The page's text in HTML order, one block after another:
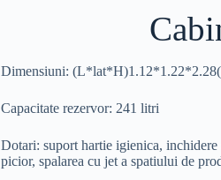
Dimensiuni:
Capacitate rezervor: 241 litri
Dotari: suport hartie igienica,
picior, spalarea cu jet a spatiului de